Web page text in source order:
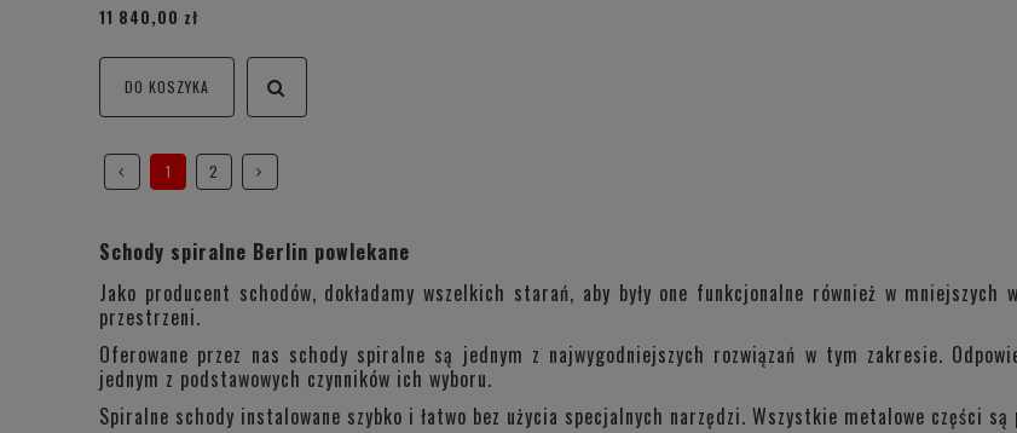
11 840,00 zł
DO KOSZYKA
1 2
Schody spiralne Berlin powlekane
Jako producent schodów, dokładamy wszelkich starań, aby były one funkcjonalne również w
przestrzeni.
Oferowane przez nas schody spiralne są jednym z najwygodniejszych rozwiązań w tym zakresie.
jednym z podstawowych czynników ich wyboru.
Spiralne schody instalowane szybko i łatwo bez użycia specjalnych narzędzi. Wszystkie metalowe części